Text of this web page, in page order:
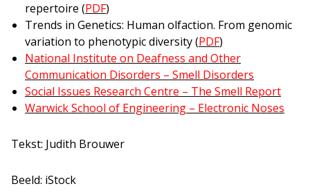
repertoire (PDF)
Trends in Genetics: Human olfaction. From genomic
variation to phenotypic diversity (PDF)
National Institute on Deafness and Other
Communication Disorders – Smell Disorders
Social Issues Research Centre – The Smell Report
Warwick School of Engineering – Electronic Noses
Tekst: Judith Brouwer
Beeld: iStock